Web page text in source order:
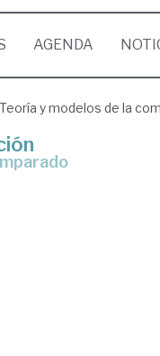
AGENDA
Teoría y modelos de la